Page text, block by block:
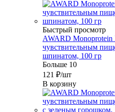
Быстрый просмотр
AWARD Monoprotein
чувствительным
шпинатом, 100 гр
Больше 10
121 ₽/шт
В корзину